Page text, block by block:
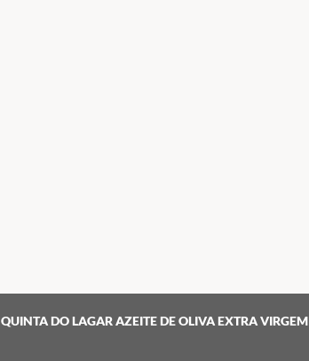
QUINTA DO LAGAR AZEITE DE OLIVA EXTRA VIRGEM